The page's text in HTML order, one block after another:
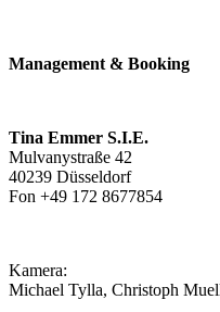
Management & Booking
Tina Emmer S.I.E.
Mulvanystraße 42
40239 Düsseldorf
Fon +49 172 8677854
Kamera:
Michael Tylla, Christoph